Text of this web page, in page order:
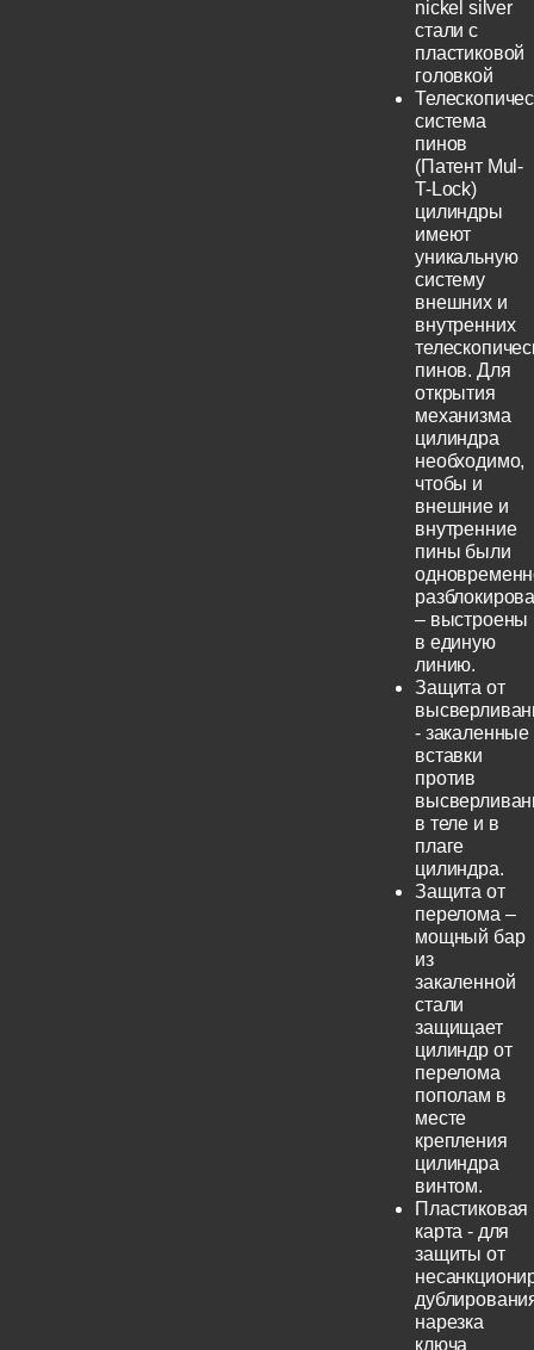
nickel silver
стали с
пластиковой
головкой
система
пинов
(Патент Mul-
T-Lock)
цилиндры
имеют
уникальную
систему
внешних и
внутренних
пинов. Для
открытия
механизма
цилиндра
необходимо,
чтобы и
внешние и
внутренние
пины были
– выстроены
в единую
линию.
Защита от
- закаленные
вставки
против
в теле и в
плаге
цилиндра.
Защита от
перелома –
мощный бар
из
закаленной
стали
защищает
цилиндр от
перелома
пополам в
месте
крепления
цилиндра
винтом.
Пластиковая
карта - для
защиты от
нарезка
ключа